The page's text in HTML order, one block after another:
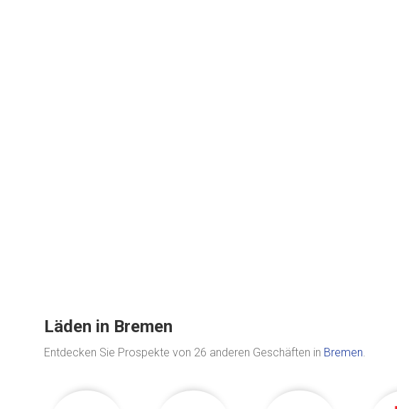
Läden in Bremen
Entdecken Sie Prospekte von 26 anderen Geschäften in Bremen.